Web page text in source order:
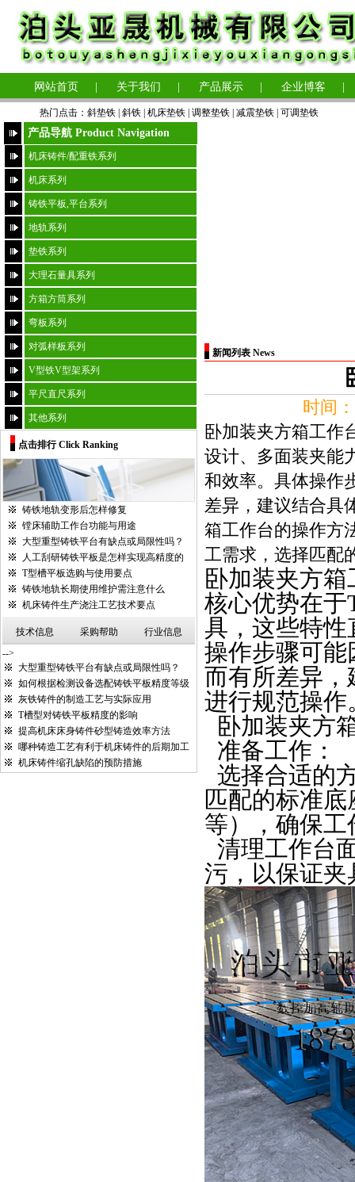
网站首页 关于我们 产品展示 企业博客
热门点击： 斜垫铁 斜铁 | 机床垫铁 调整垫铁 减震垫铁 可调垫铁
产品导航 Product Navigation
机床铸件/配重铁系列
机床系列
铸铁平板,平台系列
地轨系列
垫铁系列
大理石量具系列
方箱方筒系列
弯板系列
对弧样板系列
V型铁V型架系列
平尺直尺系列
其他系列
点击排行 Click Ranking
铸铁地轨变形后怎样修复
镗床辅助工作台功能与用途
大型重型铸铁平台有缺点或局限性吗？
人工刮研铸铁平板是怎样实现高精度的
T型槽平板选购与使用要点
铸铁地轨长期使用维护需注意什么
机床铸件生产浇注工艺技术要点
技术信息 采购帮助
行业信息
-->
大型重型铸铁平台有缺点或局限性吗？
如何根据检测设备选配铸铁平板精度等级
灰铁铸件的制造工艺与实际应用
T槽型对铸铁平板精度的影响
提高机床床身铸件砂型铸造效率方法
哪种铸造工艺有利于机床铸件的后期加工
机床铸件缩孔缺陷的预防措施
新闻列表 News
时间
卧加装夹方箱工作
设计、多面装夹能
和效率。具体操作
差异，建议结合具
箱工作台的操作方
工需求，选择匹配
卧加装夹方箱
核心优势在于
具，这些特性
操作步骤可能
而有所差异，
进行规范操作
卧加装夹方
准备工作：
选择合适的
匹配的标准
等），确保工
清理工作台
污，以保证夹